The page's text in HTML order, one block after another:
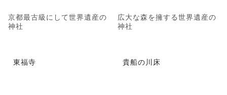
京都最古級にして世界遺産の
神社
広大な森を擁する世界遺産の
神社
東福寺 貴船の川床